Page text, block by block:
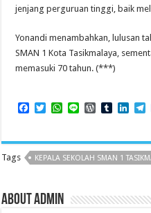
jenjang perguruan tinggi, baik
Yonandi menambahkan, lulusan
SMAN 1 Kota Tasikmalaya,
memasuki 70 tahun. (***)
F
e
b
o
T
t
t
e
W
t
s
A
L
e
W
d
P
r
s
T
b
l
r
L
k
e
d
e
r
Tags KEPALA SEKOLAH SMAN 1
About admin